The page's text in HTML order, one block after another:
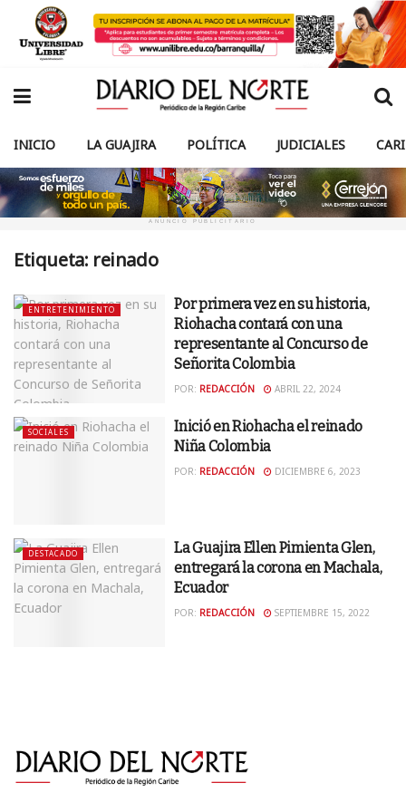
INICIO LA GUAJIRA POLÍTICA JUDICIALES
ANUNCIO PUBLICITARIO
Etiqueta: reinado
ENTRETENIMIENTO
Por primera vez en su historia,
Riohacha contará con una
representante al Concurso de
Señorita Colombia
POR: REDACCIÓN ABRIL 22, 2024
SOCIALES
Inició en Riohacha el reinado
Niña Colombia
POR: REDACCIÓN DICIEMBRE 6, 2023
DESTACADO
La Guajira Ellen Pimienta Glen,
entregará la corona en Machala,
Ecuador
POR: REDACCIÓN SEPTIEMBRE 15, 2022